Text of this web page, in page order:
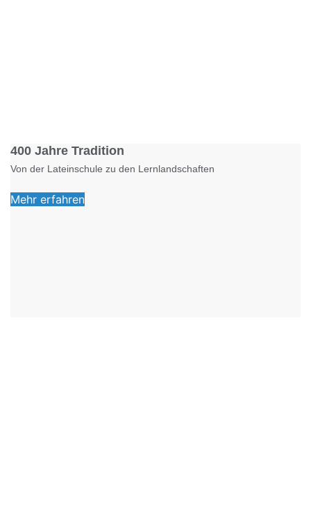
400 Jahre Tradition
Von der Lateinschule zu den Lernlandschaften
Mehr erfahren